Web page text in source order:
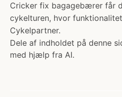
Cricker fix bagagebærer får
cykelturen, hvor
Cykelpartner.
Dele af indholdet på denne
med hjælp fra AI.